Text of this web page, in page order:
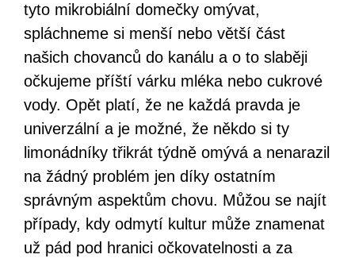
tyto mikrobiální domečky omývat,
spláchneme si menší nebo větší část
našich chovanců do kanálu a o to slaběji
očkujeme příští várku mléka nebo cukrové
vody. Opět platí, že ne každá pravda je
univerzální a je možné, že někdo si ty
limonádníky třikrát týdně omývá a nenarazil
na žádný problém jen díky ostatním
správným aspektům chovu. Můžou se najít
případy, kdy odmytí kultur může znamenat
už pád pod hranici očkovatelnosti a za